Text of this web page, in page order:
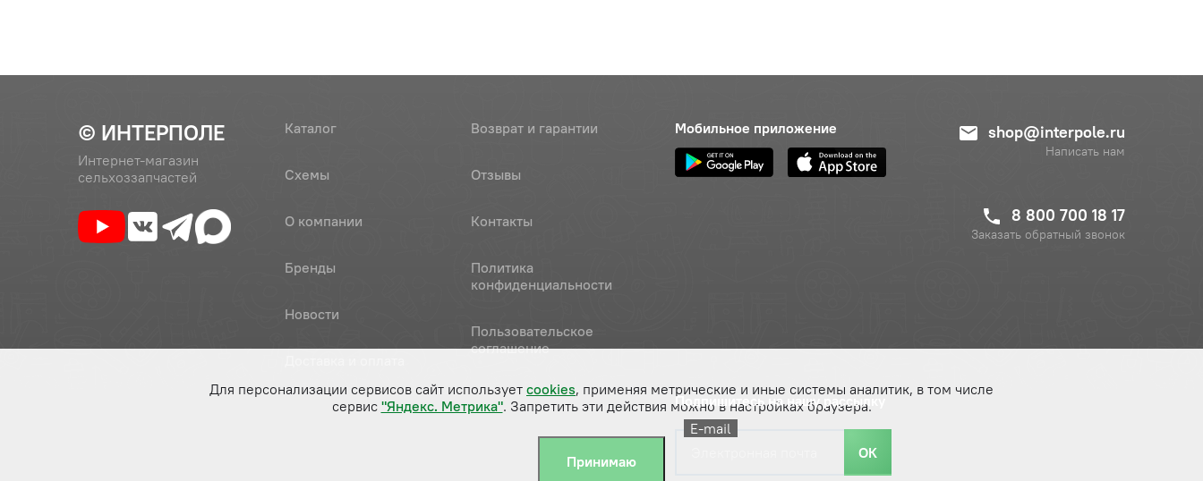
© ИНТЕРПОЛЕ
Интернет-магазин
сельхоззапчастей
Каталог
Схемы
О компании
Бренды
Новости
Возврат и гарантии
Отзывы
Контакты
Политика
конфиденциальности
Пользовательское
соглашение
Мобильное приложение shop@interpole.ru
Написать нам
8 800 700 18 17
Заказать обратный звонок
Подпишитесь на нашу рассылку
E-mail
ОК
Для персонализации сервисов сайт использует cookies, применяя метрические и иные системы аналитик, в том числе
сервис "Яндекс. Метрика". Запретить эти действия можно в настройках браузера.
Принимаю